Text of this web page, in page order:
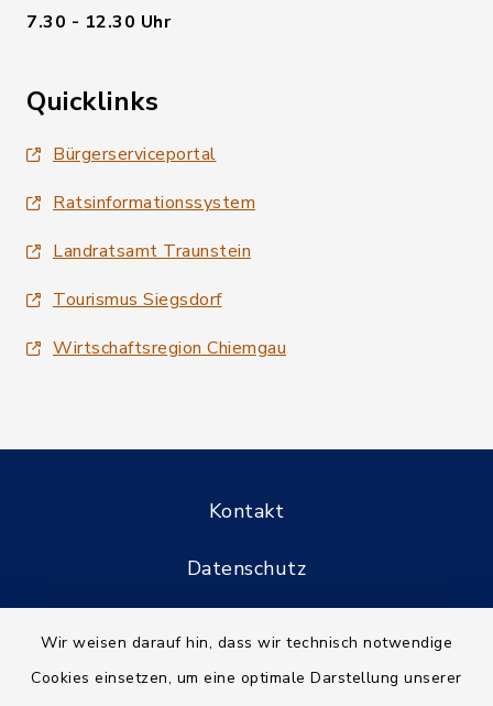
Wir weisen darauf hin, dass wir technisch notwendige
Cookies einsetzen, um eine optimale Darstellung unserer
7.30 - 12.30 Uhr
Quicklinks
Bürgerserviceportal
Ratsinformationssystem
Landratsamt Traunstein
Tourismus Siegsdorf
Wirtschaftsregion Chiemgau
Kontakt
Datenschutz
Barrierefreiheit